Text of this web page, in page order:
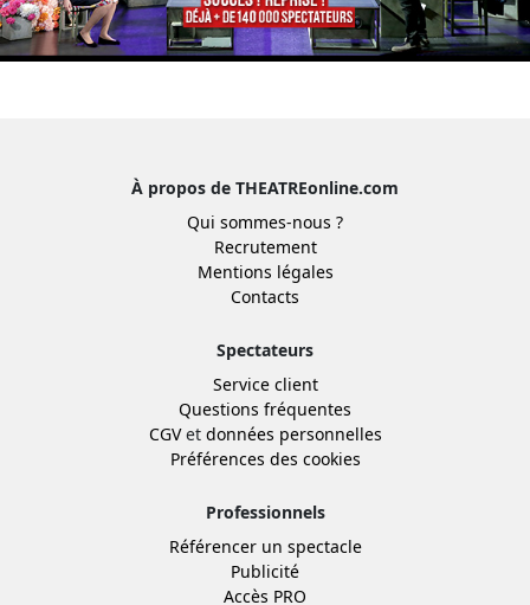
À propos de THEATREonline.com
Qui sommes-nous ?
Recrutement
Mentions légales
Contacts
Spectateurs
Service client
Questions fréquentes
CGVet données personnelles
Préférences des cookies
Professionnels
Référencer un spectacle
Publicité
Accès PRO